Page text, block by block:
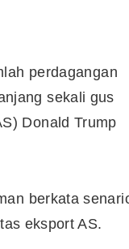
perdagangan
sekali gus
Donald Trump
berkata
eksport AS.